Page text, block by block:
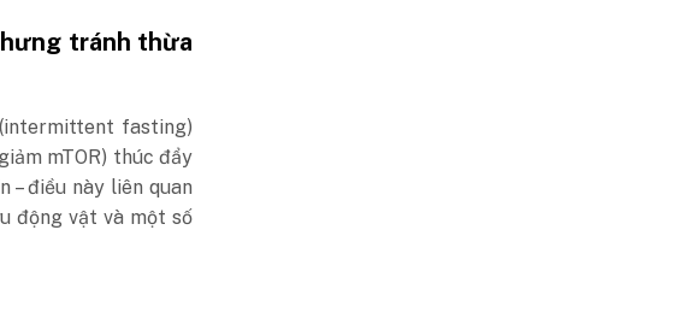
tránh thừa
fasting)
mTOR) thúc đẩy
– điều này liên quan
động vật và một số